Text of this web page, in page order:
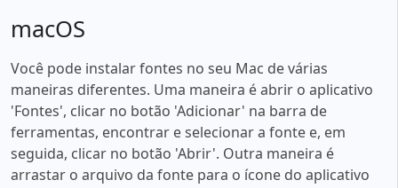
macOS
Você pode instalar fontes no seu Mac de várias
maneiras diferentes. Uma maneira é abrir o aplicativo
'Fontes', clicar no botão 'Adicionar' na barra de
ferramentas, encontrar e selecionar a fonte e, em
seguida, clicar no botão 'Abrir'. Outra maneira é
arrastar o arquivo da fonte para o ícone do aplicativo